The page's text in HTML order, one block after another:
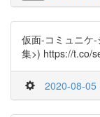
仮面-コミュニケ
集>) https://t.co/
2020-08-05